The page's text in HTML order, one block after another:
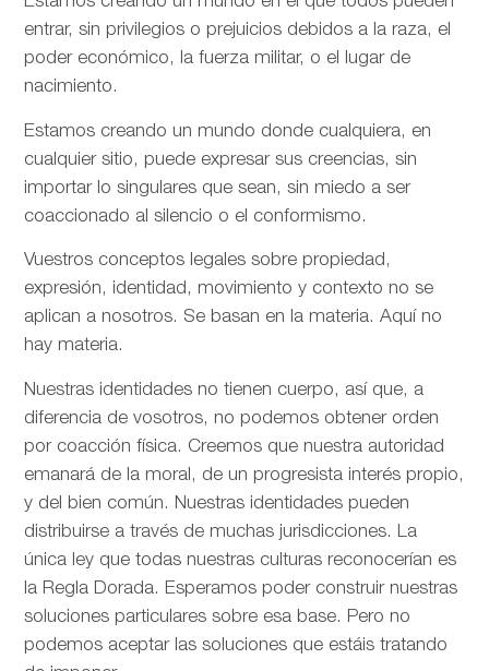
entrar, sin privilegios o prejuicios debidos a la raza, el
poder económico, la fuerza militar, o el lugar de
nacimiento.
Estamos creando un mundo donde cualquiera, en
cualquier sitio, puede expresar sus creencias, sin
importar lo singulares que sean, sin miedo a ser
coaccionado al silencio o el conformismo.
Vuestros conceptos legales sobre propiedad,
expresión, identidad, movimiento y contexto no se
aplican a nosotros. Se basan en la materia. Aquí no
hay materia.
Nuestras identidades no tienen cuerpo, así que, a
diferencia de vosotros, no podemos obtener orden
por coacción física. Creemos que nuestra autoridad
emanará de la moral, de un progresista interés propio,
y del bien común. Nuestras identidades pueden
distribuirse a través de muchas jurisdicciones. La
única ley que todas nuestras culturas reconocerían es
la Regla Dorada. Esperamos poder construir nuestras
soluciones particulares sobre esa base. Pero no
podemos aceptar las soluciones que estáis tratando